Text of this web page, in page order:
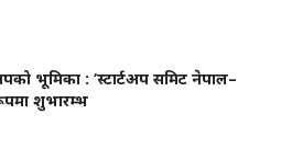
भूमिका : ‘स्टार्टअप समिट नेपाल–
शुभारम्भ